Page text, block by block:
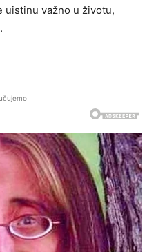
uistinu važno u životu,